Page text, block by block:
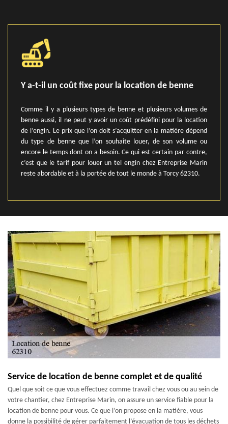
Y a-t-il un coût fixe pour la location de benne
Comme il y a plusieurs types de benne et plusieurs volumes de
benne aussi, il ne peut y avoir un coût prédéfini pour la location
de l’engin. Le prix que l’on doit s’acquitter en la matière dépend
du type de benne que l’on souhaite louer, de son volume ou
encore le temps dont on a besoin. Ce qui est certain par contre,
c’est que le tarif pour louer un tel engin chez Entreprise Marin
reste abordable et à la portée de tout le monde à Torcy 62310.
Service de location de benne complet et de qualité
Quel que soit ce que vous effectuez comme travail chez vous ou au sein de
votre chantier, chez Entreprise Marin, on assure un service fiable pour la
location de benne pour vous. Ce que l’on propose en la matière, vous
donne la possibilité de gérer parfaitement l’évacuation de tous les déchets